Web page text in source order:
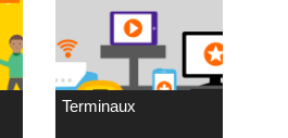
Terminaux